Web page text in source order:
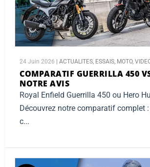
24 Juin 2026 | ACTUALITES ESSAIS MOTO,
COMPARATIF GUERRILLA 450
NOTRE AVIS
Royal Enfield Guerrilla 450 ou Hero
Découvrez notre comparatif complet
c...